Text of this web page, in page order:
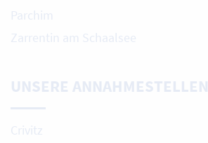
Parchim
Zarrentin am Schaalsee
UNSERE ANNAHMESTELLEN
Crivitz